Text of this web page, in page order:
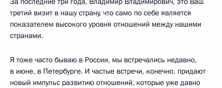
третий визит в нашу страну, что само по себе является
показателем высокого уровня отношений между нашими
странами.
Я тоже часто бываю в России, мы встречались недавно,
в июне, в Петербурге. И частые встречи, конечно, придают
новый импульс развитию отношений, которые уже давно